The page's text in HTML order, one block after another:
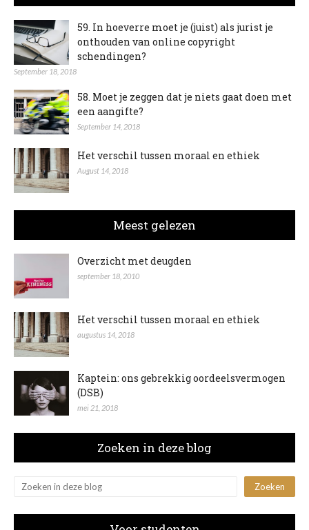
59. In hoeverre moet je (juist) als jurist je
onthouden van online copyright
schendingen?
September 18, 2018
58. Moet je zeggen dat je niets gaat doen met
een aangifte?
September 14, 2018
Het verschil tussen moraal en ethiek
August 14, 2018
Meest gelezen
Overzicht met deugden
september 18, 2010
Het verschil tussen moraal en ethiek
augustus 14, 2018
Kaptein: ons gebrekkig oordeelsvermogen
(DSB)
mei 21, 2018
Zoeken in deze blog